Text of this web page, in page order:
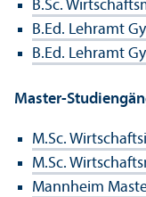
B.Sc.
B.Ed. Lehr­amt
B.Ed. Lehr­amt
Master-
M.Sc.
M.Sc.
Mannheim